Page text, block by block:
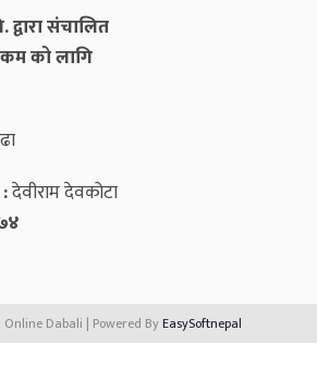
द्वारा संचालित
को लागि
देवीराम देवकोटा
Dabali | Powered ByEasySoftnepal